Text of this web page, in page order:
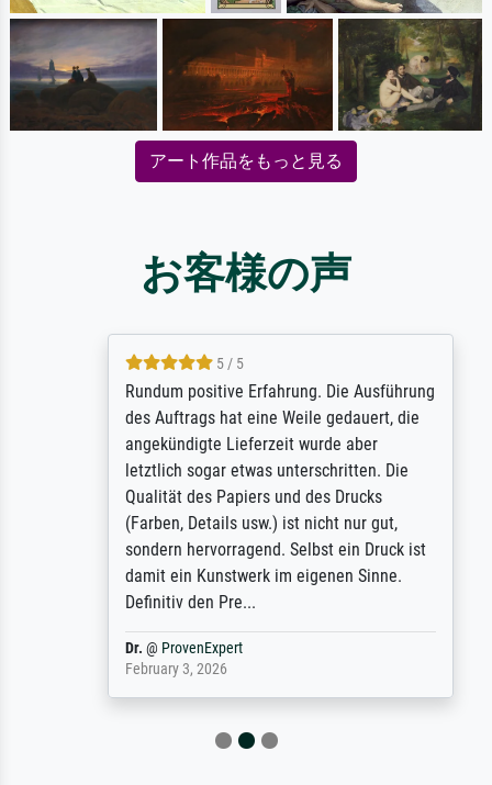
アート作品をもっと見る
お客様の声
5 / 5
Rundum positive Erfahrung. Die Ausführung
des Auftrags hat eine Weile gedauert, die
angekündigte Lieferzeit wurde aber
letztlich sogar etwas unterschritten. Die
Qualität des Papiers und des Drucks
(Farben, Details usw.) ist nicht nur gut,
sondern hervorragend. Selbst ein Druck ist
damit ein Kunstwerk im eigenen Sinne.
Definitiv den Pre...
@ProvenExpert
February 3, 2026